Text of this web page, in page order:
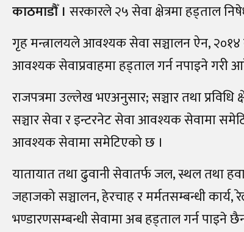
काठमाडौँ । सरकारले २५ सेवा क्षेत्रमा हड्ताल
गृह मन्त्रालयले आवश्यक सेवा सञ्चालन ऐन, २०१४
आवश्यक सेवाप्रवाहमा हड्ताल गर्न नपाइने गरी
राजपत्रमा उल्लेख भएअनुसार; सञ्चार तथा प्रविधि
सञ्चार सेवा र इन्टरनेट सेवा आवश्यक सेवामा
आवश्यक सेवामा समेटिएको छ ।
यातायात तथा ढुवानी सेवातर्फ जल, स्थल तथा
जहाजको सञ्चालन, हेरचाह र मर्मतसम्बन्धी
भण्डारणसम्बन्धी सेवामा अब हड्ताल गर्न पाइने